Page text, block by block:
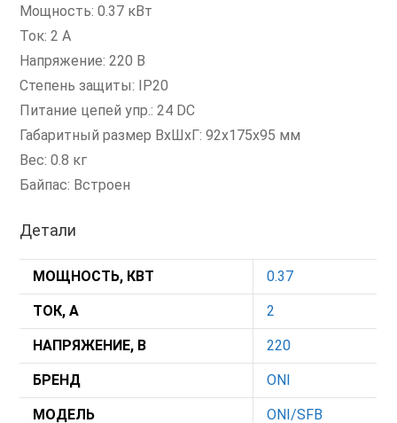
Мощность: 0.37 кВт
Ток: 2 А
Напряжение: 220 В
Степень защиты: IP20
Питание цепей упр.: 24 DC
Габаритный размер ВxШxГ: 92x175x95 мм
Вес: 0.8 кг
Байпас: Встроен
Детали
МОЩНОСТЬ, КВТ 0.37
ТОК, А 2
НАПРЯЖЕНИЕ, В 220
БРЕНД ONI
МОДЕЛЬ ONI/SFB